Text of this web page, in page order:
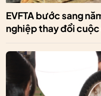
EVFTA bước sang
nghiệp thay đổi